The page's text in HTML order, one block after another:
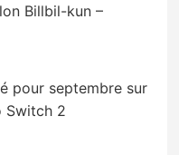
Billbil-kun –
pour septembre sur
Switch 2